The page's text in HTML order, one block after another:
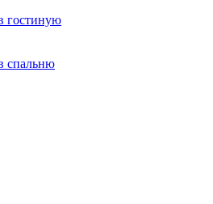
гостиную
спальню